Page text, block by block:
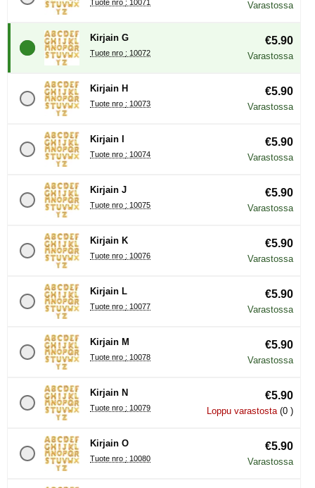
Tuote nro : 10071 Varastossa
Kirjain G
Tuote nro : 10072
€5.90
Varastossa
Kirjain H
Tuote nro : 10073
€5.90
Varastossa
Kirjain I
Tuote nro : 10074
€5.90
Varastossa
Kirjain J
Tuote nro : 10075
€5.90
Varastossa
Kirjain K
Tuote nro : 10076
€5.90
Varastossa
Kirjain L
Tuote nro : 10077
€5.90
Varastossa
Kirjain M
Tuote nro : 10078
€5.90
Varastossa
Kirjain N
Tuote nro : 10079
€5.90
Loppu varastosta(0 )
Kirjain O
Tuote nro : 10080
€5.90
Varastossa